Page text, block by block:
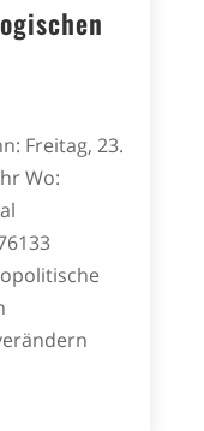
Freitag, 23.
Wo: